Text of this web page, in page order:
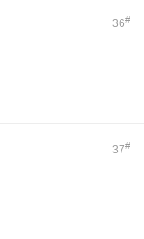
36#
37#